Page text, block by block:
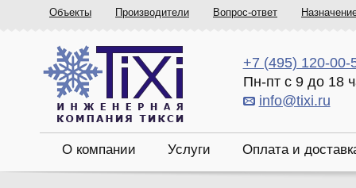
Объекты Производители Вопрос-ответ
+7 (495) 120-00-
Пн-пт с 9 до 18
info@tixi.ru
О компании Услуги Оплата и